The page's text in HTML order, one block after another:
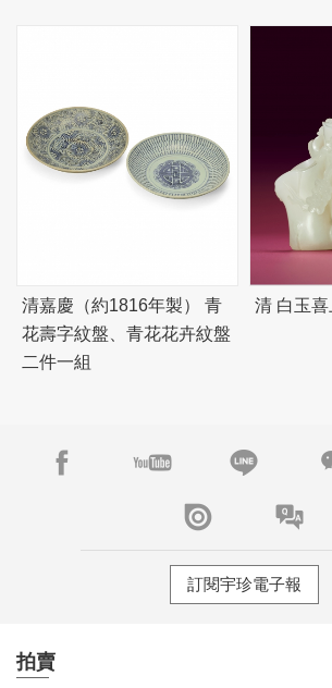
清嘉慶（約1816年製） 青
花壽字紋盤、青花花卉紋盤
二件一組
清 白玉
訂閱宇珍電子報
拍賣